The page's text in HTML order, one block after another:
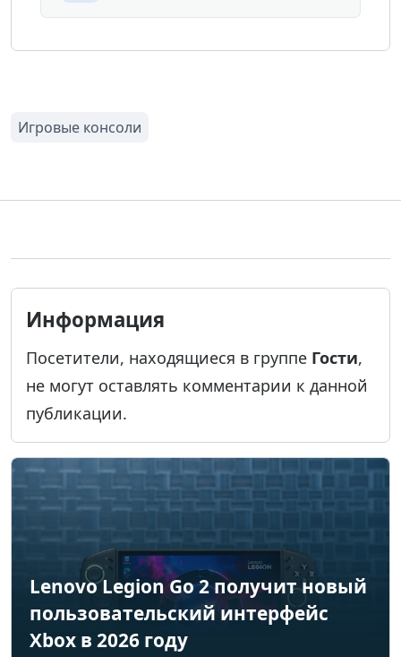
Информация
Посетители, находящиеся в группе Гости,
не могут оставлять комментарии к данной
публикации.
Lenovo Legion Go 2 получит новый
пользовательский интерфейс
Xbox в 2026 году